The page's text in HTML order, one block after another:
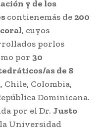
y de los
contienemás de200
, cuyos
porlos
por 30
as de 8
Chile, Colombia,
Dominicana.
por el Dr. Justo
Universidad